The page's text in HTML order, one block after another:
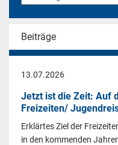
Beiträge
13.07.2026
Jetzt ist die Zeit: Auf
Freizeiten/
Erklärtes Ziel der
in den kommenden